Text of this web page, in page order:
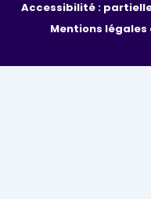
Accessibilité :
Mentions